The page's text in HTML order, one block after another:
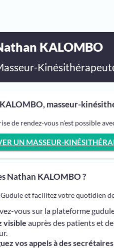
KALOMBO
masseur-
de rendez-vous n'est possible
UN MASSEUR-
Nathan KALOMBO ?
Gudule et facilitez votre quotidien
vous sur la plateforme
visible auprès des patients et
vos appels à des